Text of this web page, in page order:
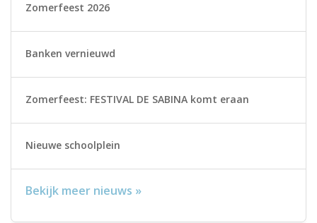
Zomerfeest 2026
Banken vernieuwd
Zomerfeest: FESTIVAL DE SABINA komt eraan
Nieuwe schoolplein
Bekijk meer nieuws »